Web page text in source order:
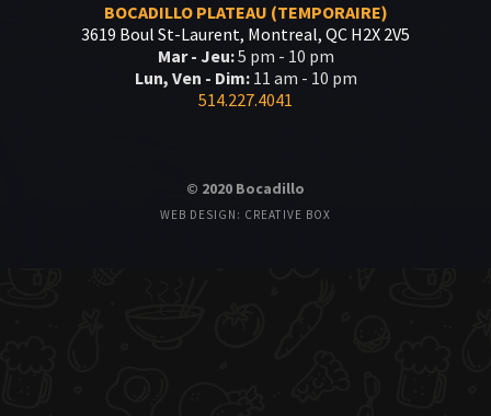
BOCADILLO PLATEAU (TEMPORAIRE)
3619 Boul St-Laurent, Montreal, QC H2X 2V5
Mar - Jeu:5 pm - 10 pm
Lun, Ven - Dim:11 am - 10 pm
514.227.4041
© 2020 Bocadillo
WEB DESIGN: CREATIVE BOX